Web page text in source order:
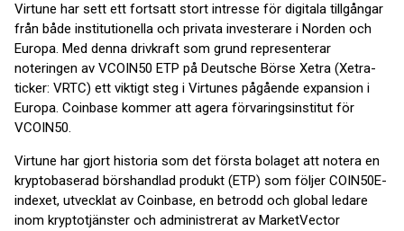
Virtune har sett ett fortsatt stort intresse för digitala tillgångar
från både institutionella och privata investerare i Norden och
Europa. Med denna drivkraft som grund representerar
noteringen av VCOIN50 ETP på Deutsche Börse Xetra (Xetra-
ticker: VRTC) ett viktigt steg i Virtunes pågående expansion i
Europa. Coinbase kommer att agera förvaringsinstitut för
VCOIN50.
Virtune har gjort historia som det första bolaget att notera en
kryptobaserad börshandlad produkt (ETP) som följer COIN50E-
indexet, utvecklat av Coinbase, en betrodd och global ledare
inom kryptotjänster och administrerat av MarketVector